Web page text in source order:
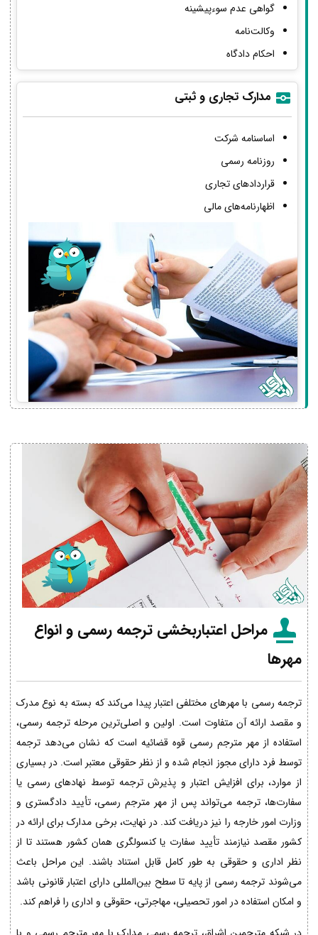
گواهی عدم سوءپیشینه
وکالت‌نامه
احکام دادگاه
مدارک تجاری و ثبتی
اساسنامه شرکت
روزنامه رسمی
قراردادهای تجاری
اظهارنامه‌های مالی
مراحل اعتباربخشی ترجمه رسمی و انواع
مهرها
ترجمه رسمی با مهرهای مختلفی اعتبار پیدا می‌کند که بسته به نوع مدرک
و مقصد ارائه آن متفاوت است. اولین و اصلی‌ترین مرحله ترجمه رسمی،
استفاده از مهر مترجم رسمی قوه قضائیه است که نشان می‌دهد ترجمه
توسط فرد دارای مجوز انجام شده و از نظر حقوقی معتبر است. در بسیاری
از موارد، برای افزایش اعتبار و پذیرش ترجمه توسط نهادهای رسمی یا
سفارت‌ها، ترجمه می‌تواند پس از مهر مترجم رسمی، تأیید دادگستری و
وزارت امور خارجه را نیز دریافت کند. در نهایت، برخی مدارک برای ارائه در
کشور مقصد نیازمند تأیید سفارت یا کنسولگری همان کشور هستند تا از
نظر اداری و حقوقی به طور کامل قابل استناد باشند. این مراحل باعث
می‌شوند ترجمه رسمی از پایه تا سطح بین‌المللی دارای اعتبار قانونی باشد
و امکان استفاده در امور تحصیلی، مهاجرتی، حقوقی و اداری را فراهم کند.